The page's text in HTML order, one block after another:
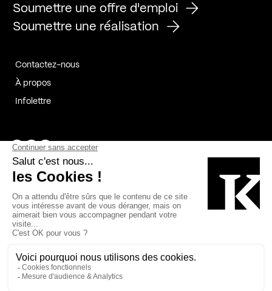
Soumettre une offre d'emploi
Soumettre une réalisation
Contactez-nous
À propos
Infolettre
Page Facebook de Kollectif
Page Instagram de Kollectif
Page Linkedin de Kollectif
Bâtiment-Durable-Québec-1
Esquisses-1
MP-1 v2com-1